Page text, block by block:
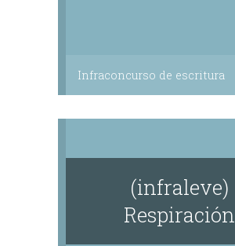
Infraconcurso de escritura
(infraleve)
Respiración